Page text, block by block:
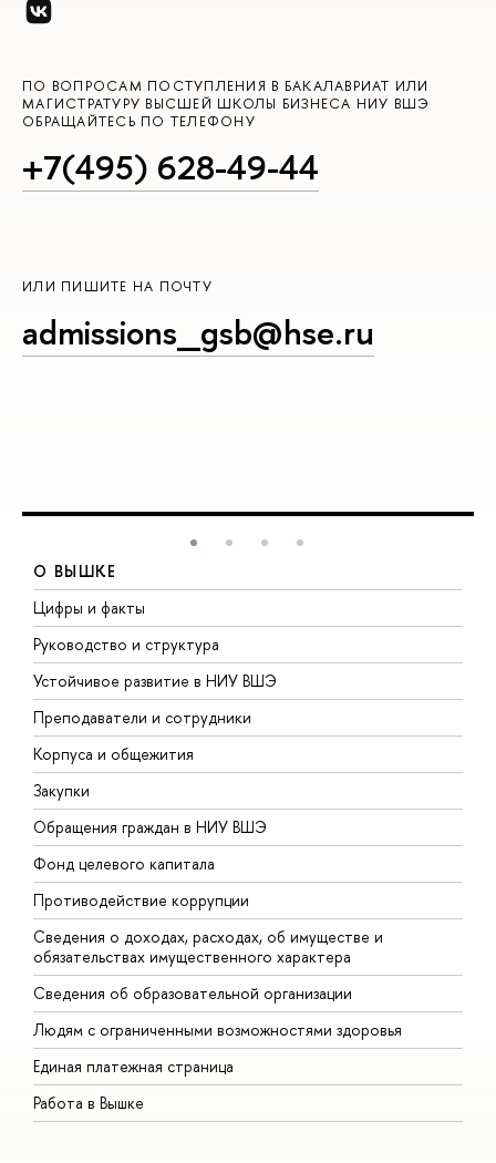
ПО ВОПРОСАМ ПОСТУПЛЕНИЯ В БАКАЛАВРИАТ ИЛИ
МАГИСТРАТУРУ ВЫСШЕЙ ШКОЛЫ БИЗНЕСА НИУ ВШЭ
ОБРАЩАЙТЕСЬ ПО ТЕЛЕФОНУ
+7(495) 628-49-44
ИЛИ ПИШИТЕ НА ПОЧТУ
admissions_gsb@hse.ru
О ВЫШКЕ
Цифры и факты
Руководство и структура
Устойчивое развитие в НИУ ВШЭ
Преподаватели и сотрудники
Корпуса и общежития
Закупки
Обращения граждан в НИУ ВШЭ
Фонд целевого капитала
Противодействие коррупции
Сведения о доходах, расходах, об имуществе и
обязательствах имущественного характера
Сведения об образовательной организации
Людям с ограниченными возможностями здоровья
Единая платежная страница
Работа в Вышке